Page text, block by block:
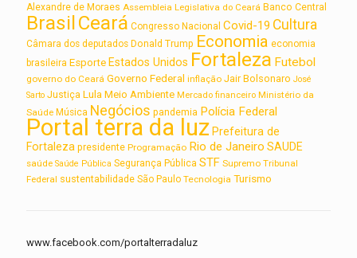
Alexandre de Moraes Assembleia Legislativa do Ceará Banco Central
BrasilCeará Congresso Nacional Covid-19 Cultura
Câmara dos deputados Donald Trump Economia economia
brasileira Esporte Estados Unidos Fortaleza Futebol
governo do Ceará Governo Federal inflação Jair Bolsonaro José
Sarto Justiça Lula Meio Ambiente Mercado financeiro Ministério da
Saúde Música Negócios pandemia Polícia Federal
Portal terra da luz Prefeitura de
Fortaleza presidente Programação Rio de Janeiro SAUDE
saúde Saúde Pública Segurança Pública STF Supremo Tribunal
Federal sustentabilidade São Paulo Tecnologia Turismo
www.facebook.com/portalterradaluz